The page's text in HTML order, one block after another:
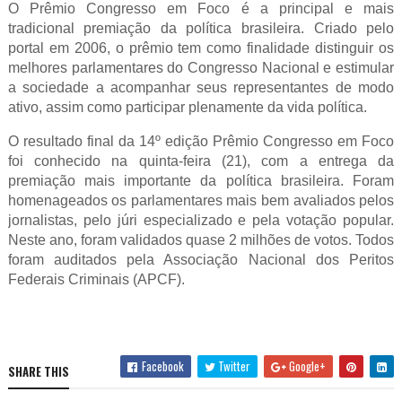
O Prêmio Congresso em Foco é a principal e mais
tradicional premiação da política brasileira. Criado pelo
portal em 2006, o prêmio tem como finalidade distinguir os
melhores parlamentares do Congresso Nacional e estimular
a sociedade a acompanhar seus representantes de modo
ativo, assim como participar plenamente da vida política.
O resultado final da 14º edição Prêmio Congresso em Foco
foi conhecido na quinta-feira (21), com a entrega da
premiação mais importante da política brasileira. Foram
homenageados os parlamentares mais bem avaliados pelos
jornalistas, pelo júri especializado e pela votação popular.
Neste ano, foram validados quase 2 milhões de votos. Todos
foram auditados pela Associação Nacional dos Peritos
Federais Criminais (APCF).
SHARE THIS Facebook Twitter Google+